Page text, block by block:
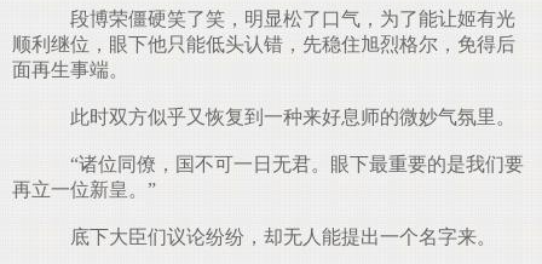
段博荣僵硬笑了笑，明显松了口气，为了能让姬有光
顺利继位，眼下他只能低头认错，先稳住旭烈格尔，免得后
面再生事端。
此时双方似乎又恢复到一种来好息师的微妙气氛里。
“诸位同僚，国不可一日无君。眼下最重要的是我们要
再立一位新皇。”
底下大臣们议论纷纷，却无人能提出一个名字来。